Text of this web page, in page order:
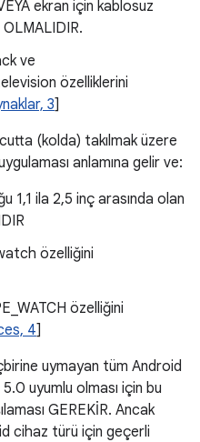
ekran için kablosuz
ve
özelliklerini
3]
(kolda) takılmak üzere
anlamına gelir ve:
1,1 ila 2,5 inç arasında olan
özelliğini
özelliğini
4]
uymayan tüm Android
uyumlu olması için bu
GEREKİR. Ancak
cihaz türü için geçerli